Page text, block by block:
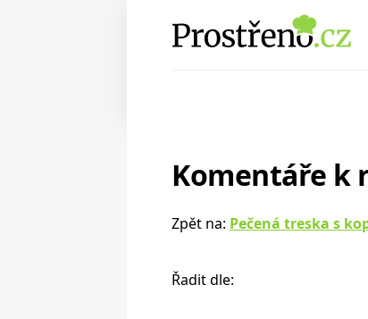
Komentáře k
Zpět na: Pečená treska s
Řadit dle: